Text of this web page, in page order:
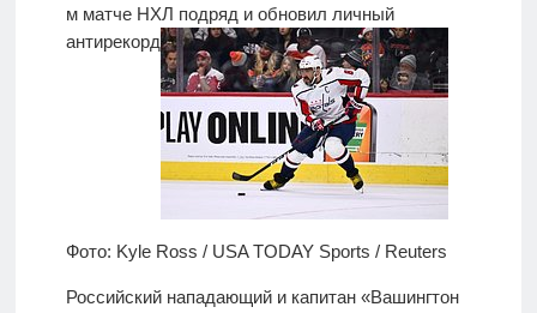
нас
Версия для
слабовидящих
м матче НХЛ подряд и обновил личный
антирекорд
Фото: Kyle Ross / USA TODAY Sports / Reuters
Российский нападающий и капитан «Вашингтон